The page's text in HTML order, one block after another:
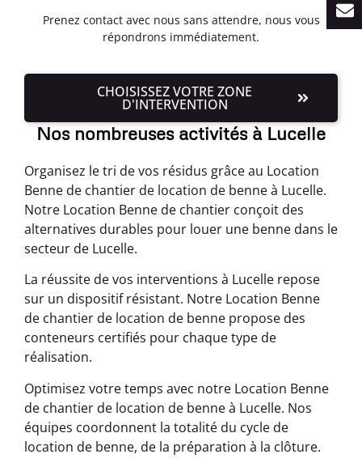
Prenez contact avec nous sans attendre, nous vous
répondrons immédiatement.
CHOISISSEZ VOTRE ZONE
D'INTERVENTION
Nos nombreuses activités à Lucelle
Organisez le tri de vos résidus grâce au Location
Benne de chantier de location de benne à Lucelle.
Notre Location Benne de chantier conçoit des
alternatives durables pour louer une benne dans le
secteur de Lucelle.
La réussite de vos interventions à Lucelle repose
sur un dispositif résistant. Notre Location Benne
de chantier de location de benne propose des
conteneurs certifiés pour chaque type de
réalisation.
Optimisez votre temps avec notre Location Benne
de chantier de location de benne à Lucelle. Nos
équipes coordonnent la totalité du cycle de
location de benne, de la préparation à la clôture.